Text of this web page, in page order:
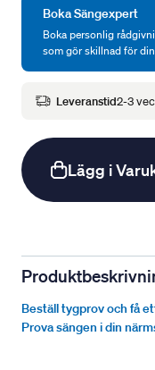
Boka Sängexpert
Boka personlig
som gör skillnad för
Leveranstid2-3
Lägg i
Beställ tygprov och få
Prova sängen i din